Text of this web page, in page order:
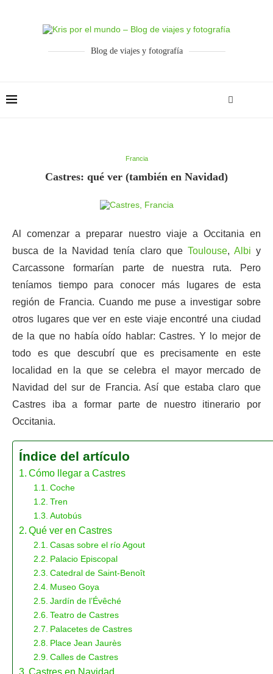
Blog de viajes y fotografía
Francia
Castres: qué ver (también en Navidad)
Al comenzar a preparar nuestro viaje a Occitania en
busca de la Navidad tenía claro que Toulouse, Albi y
Carcassone formarían parte de nuestra ruta. Pero
teníamos tiempo para conocer más lugares de esta
región de Francia. Cuando me puse a investigar sobre
otros lugares que ver en este viaje encontré una ciudad
de la que no había oído hablar: Castres. Y lo mejor de
todo es que descubrí que es precisamente en este
localidad en la que se celebra el mayor mercado de
Navidad del sur de Francia. Así que estaba claro que
Castres iba a formar parte de nuestro itinerario por
Occitania.
Índice del artículo
Cómo llegar a Castres
Coche
Tren
Autobús
Qué ver en Castres
Casas sobre el río Agout
Palacio Episcopal
Catedral de Saint-Benoît
Museo Goya
Jardín de l’Évêché
Teatro de Castres
Palacetes de Castres
Place Jean Jaurès
Calles de Castres
Castres en Navidad